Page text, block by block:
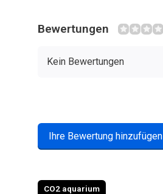
Bewertungen
Kein Bewertungen
Ihre Bewertung hinzufügen
CO2 aquarium